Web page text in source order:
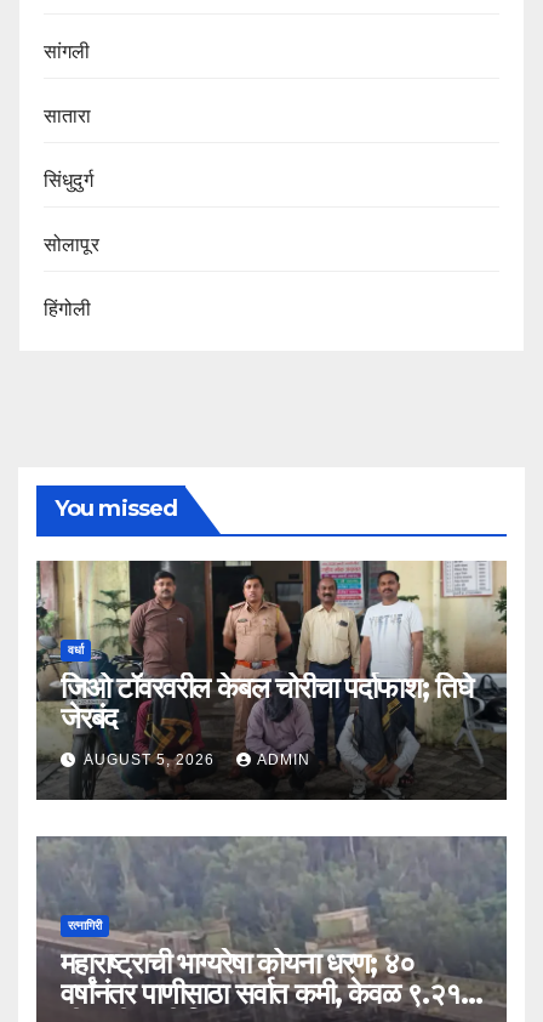
सांगली
सातारा
सिंधुदुर्ग
सोलापूर
हिंगोली
You missed
वर्धा
जिओ टॉवरवरील केबल चोरीचा पर्दाफाश; तिघे
जेरबंद
AUGUST 5, 2026 ADMIN
रत्नागिरी
महाराष्ट्राची भाग्यरेषा कोयना धरण; ४०
वर्षांनंतर पाणीसाठा सर्वात कमी, केवळ ९.२१